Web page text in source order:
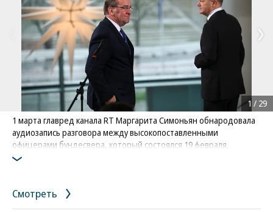
1 марта главред канала RT Маргарита Симоньян обнародовала
аудиозапись разговора между высокопоставленными
офицерами бундесвера, который состоялся 19 февраля.
Военные обсуждали возможное использование дальнобойных
России против Германии
1 / 29
Смотреть